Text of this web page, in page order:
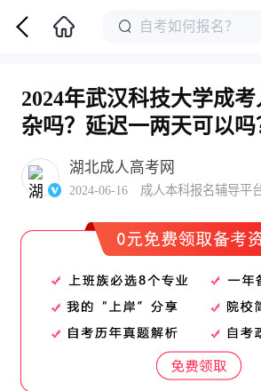
2024年武汉科技大学成
杂吗？延迟一两天可以吗
湖北成人高考网
2024-06-16 成人本科报名辅导平